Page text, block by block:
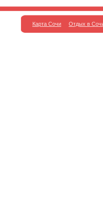
Карта Сочи Отдых в